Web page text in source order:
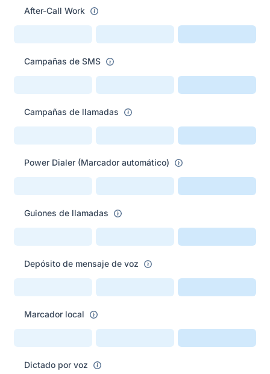
After-Call Work
Campañas de SMS
Campañas de llamadas
Power Dialer (Marcador automático)
Guiones de llamadas
Depósito de mensaje de voz
Marcador local
Dictado por voz